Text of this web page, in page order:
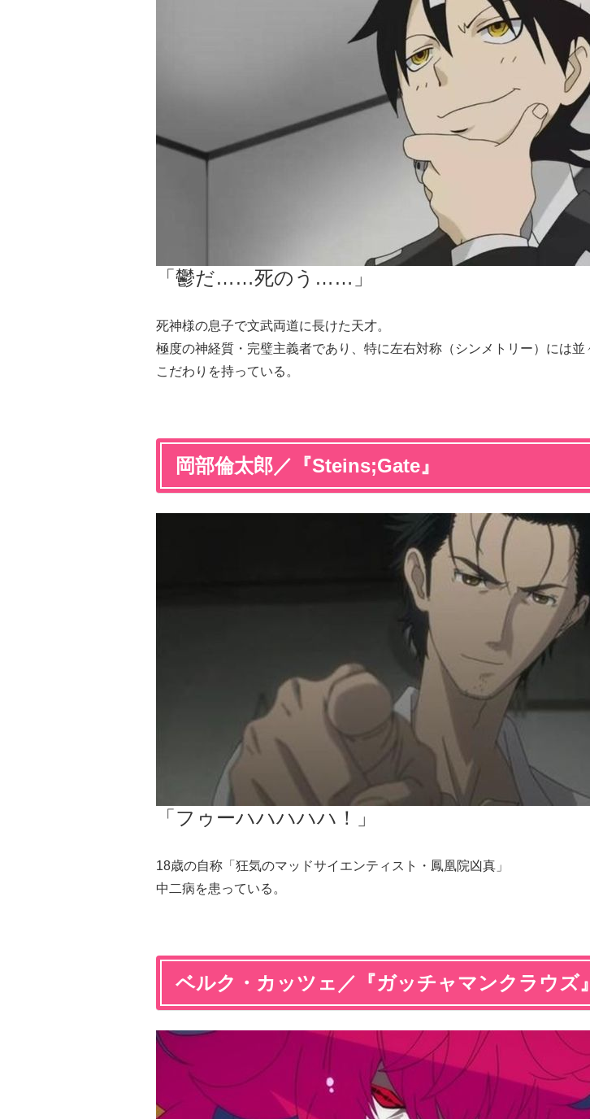
「鬱だ……死のう……」
死神様の息子で文武両道に長けた天才。
極度の神経質・完璧主義者であり、特に左右対称（シンメトリー）には並
こだわりを持っている。
岡部倫太郎／『Steins;Gate』
「フゥーハハハハハ！」
18歳の自称「狂気のマッドサイエンティスト・鳳凰院凶真」
中二病を患っている。
ベルク・カッツェ／『ガッチャマンクラウズ』